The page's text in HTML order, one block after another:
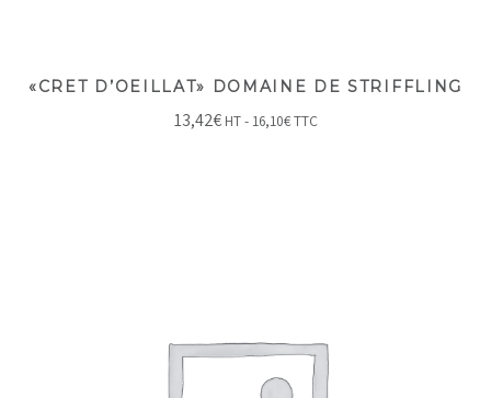
«CRET D’OEILLAT» DOMAINE DE STRIFFLING
13,42€ HT - 16,10€TTC